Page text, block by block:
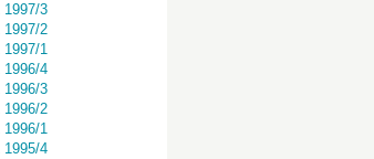
1997/3
1997/2
1997/1
1996/4
1996/3
1996/2
1996/1
1995/4